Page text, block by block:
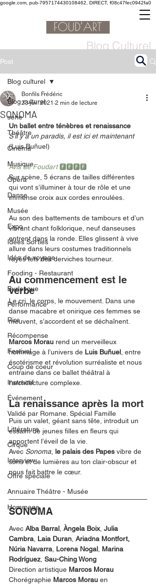
google.com, pub-7957174430108462, DIRECT, f08c47fec0942fa0
Blog Culturel
Post
Blog culturel
serie
Théâtre
Cinéma
Musique
Opéra
Danse
Musée
Expo
Idées Sorties
Idée de voyage
Fooding - Restaurant
Burlesque
Performance
Rire
Récompense
Festival
Coup de coeur
Instructif
Événement
Validé par Romane. Spécial Famille
Littérature
Cirque
Interview
Offre spéciale
Annuaire Théâtre - Musée
Hommage
Blog culturel
SONOMA
Bonfils Frédéric
23 juil. 2021 2 min de lecture
Un ballet entre ténèbres et renaissance
S’il y a un paradis, il est ici et maintenant
(Luis Buñuel)
Avis de Foudart 🅵🅵🅵🅵
Sur scène, 5 écrans de tailles différentes
qui vont s’illuminer à tour de rôle et une
immense croix aux cordes enroulées.
Au son des battements de tambours et d’un
vibrant chant folklorique, neuf danseuses
entrent dans la ronde. Elles glissent à vive
allure dans leurs costumes traditionnels
rayés tels des derviches tourneur.
Au commencement est le
verbe
Le cri, le corps, le mouvement. Dans une
danse macabre et onirique ces femmes se
meuvent, s’accordent et se déchaînent.
Marcos Morau rend un merveilleux
hommage à l’univers de Luis Buñuel , entre
ésotérisme et révolution surréaliste et nous
entraine dans ce ballet théâtral à
l’architecture complexe.
La renaissance après la mort
Puis un valet, géant sans tête, introduit un
essaim de jeunes filles en fleurs qui
apportent l’éveil de la vie.
Avec Sonoma le palais des Papes vibre de
sons et de lumières au ton clair-obscur et
nous fait battre le cœur.
SONOMA
Avec Alba Barral Àngela Boix, Julia
Cambra Laia Duran Ariadna Montfort,
Núria Navarra Lorena Nogal Marina
Rodríguez Sau-Ching Wong
Direction artistique Marcos Morau
Chorégraphie Marcos Morau en